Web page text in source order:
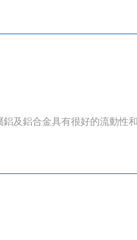
及鋁合金具有很好的流動性和